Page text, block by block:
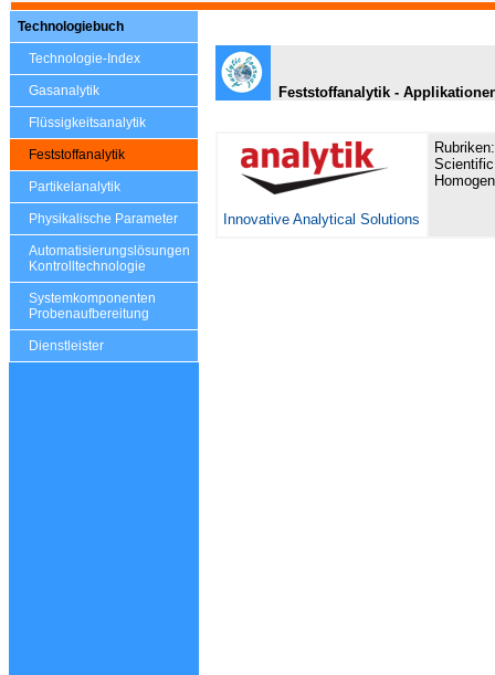
Technologiebuch
Technologie-Index
Gasanalytik
Flüssigkeitsanalytik
Feststoffanalytik
Partikelanalytik
Physikalische Parameter
Automatisierungslösungen
Kontrolltechnologie
Systemkomponenten
Probenaufbereitung
Dienstleister
Feststoffanalytik -
Innovative Analytical Solutions
Rubriken: